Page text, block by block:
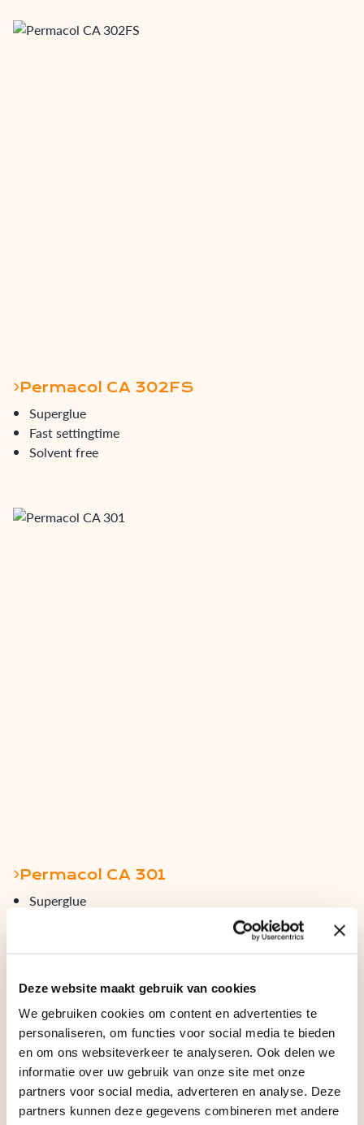
Deze website maakt gebruik van cookies
We gebruiken cookies om content en advertenties te
personaliseren, om functies voor social media te bieden
en om ons websiteverkeer te analyseren. Ook delen we
informatie over uw gebruik van onze site met onze
partners voor social media, adverteren en analyse. Deze
partners kunnen deze gegevens combineren met andere
Permacol CA 302FS
Superglue
Fast settingtime
Solvent free
Permacol CA 301
Superglue